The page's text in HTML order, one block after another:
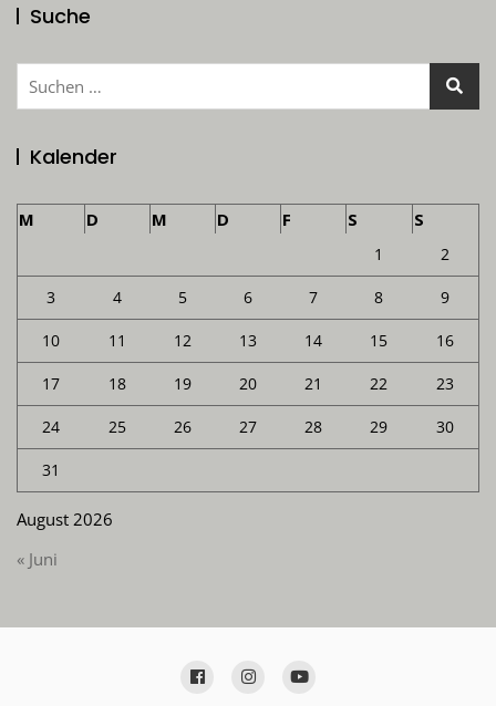
Suche
Suchen
Kalender
August 2026
M D M D F S S
1 2
3 4 5 6 7 8 9
10 11 12 13 14 15 16
17 18 19 20 21 22 23
24 25 26 27 28 29 30
31
« Juni